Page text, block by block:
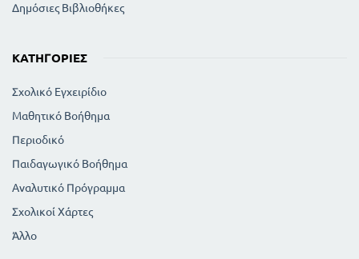
Δημόσιες Βιβλιοθήκες
ΚΑΤΗΓΟΡΊΕΣ
Σχολικό Εγχειρίδιο
Μαθητικό Βοήθημα
Περιοδικό
Παιδαγωγικό Βοήθημα
Αναλυτικό Πρόγραμμα
Σχολικοί Χάρτες
Άλλο